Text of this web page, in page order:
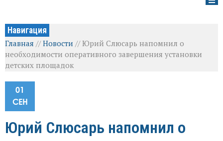
Навигация
Главная //Новости //Юрий Слюсарь напомнил о
необходимости оперативного завершения установки
детских площадок
01
СЕН
Юрий Слюсарь напомнил о